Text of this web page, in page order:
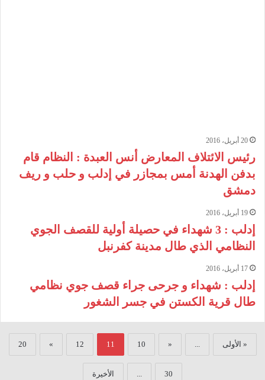
20 أبريل، 2016
رئيس الائتلاف المعارض أنس العبدة : النظام قام
بدفن الهدنة أمس بمجازر في إدلب و حلب و ريف
دمشق
19 أبريل، 2016
‏إدلب‬ : 3 شهداء في حصيلة أولية للقصف الجوي
النظامي الذي طال مدينة ‏كفرنبل‬
17 أبريل، 2016
إدلب : شهداء و جرحى جراء قصف جوي نظامي
طال قرية الكستن في جسر الشغور
« الأولى ...
«
10
11
12
»
20
30
... الأخيرة